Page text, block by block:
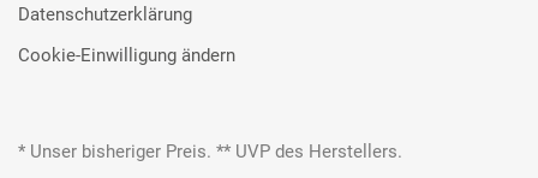
Datenschutzerklärung
Cookie-Einwilligung ändern
* Unser bisheriger Preis. ** UVP des Herstellers.